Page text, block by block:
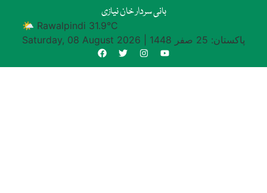
بانی سردار خان نیازی
🌤 Rawalpindi 31.9°C
Saturday, 08 August 2026
پاکستان: 25 صفر 1448